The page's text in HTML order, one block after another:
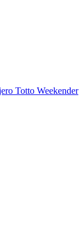
Totto Weekender